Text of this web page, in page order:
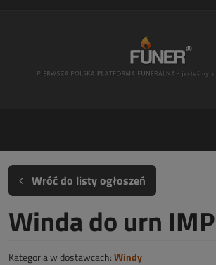
Wróć do listy ogłoszeń
Winda do urn
Kategoria w dostawcach:Windy